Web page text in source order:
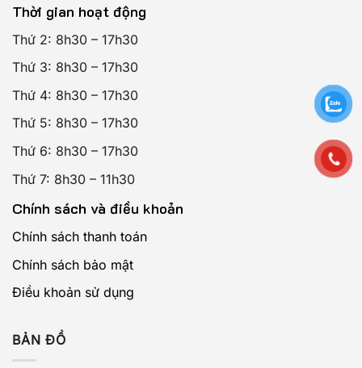
phẩm, tích hợp nhiều tính năng chống giả,
giá cả hợp lý.
Nhược điểm:
Tem 3D:
Tạo hiệu ứng 3D độc đáo, khó
làm giả, thích hợp cho sản phẩm cần sự
bảo mật cao.
Nhược điểm:
Lưu ý: Chọn loại tem phù hợp với đặc thù sản phẩm và
ngân sách của bạn.
Bước 2: Thiết Kế Mẫu Tem Chống Hàng Giả
Bạn có thể sử dụng các phần mềm thiết kế đồ họa phổ
Thời gian hoạt động
Thứ 2: 8h30 – 17h30
Thứ 3: 8h30 – 17h30
Thứ 4: 8h30 – 17h30
Thứ 5: 8h30 – 17h30
Thứ 6: 8h30 – 17h30
Thứ 7: 8h30 – 11h30
Chính sách và điều khoản
Chính sách thanh toán
Chính sách bảo mật
Điều khoản sử dụng
BẢN ĐỒ